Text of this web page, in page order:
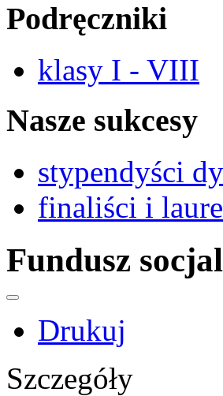
Podręczniki
klasy I - VIII
Nasze sukcesy
stypendyści
finaliści i
Fundusz
Drukuj
Szczegóły